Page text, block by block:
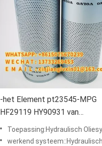
-het Element pt23545-MPG
HF29119 HY90931 van
Graafwerktuighydraulic oil filter
Toepassing:Hydraulisch
werkend systeem::Hydraulisch en